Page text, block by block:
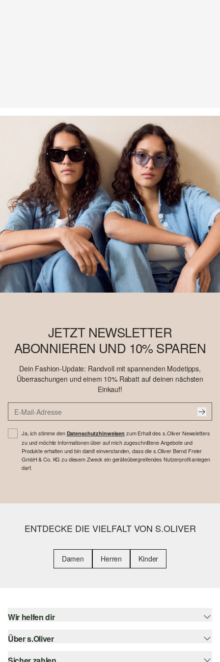
JETZT NEWSLETTER
ABONNIEREN UND 10% SPAREN
Dein Fashion-Update: Randvoll mit spannenden Modetipps,
Überraschungen und einem 10% Rabatt auf deinen nächsten
Einkauf!
Ja, ich stimme den Datenschutzhinweisen zum Erhalt des s.Oliver Newsletters
zu und möchte Informationen über auf mich zugeschnittene Angebote und
Produkte erhalten und bin damit einverstanden, dass die s.Oliver Bernd Freier
GmbH & Co. KG zu diesem Zweck ein geräteübergreifendes Nutzerprofil anlegen
darf.
ENTDECKE DIE VIELFALT VON S.OLIVER
Damen Herren Kinder
Wir helfen dir
Hilfe & FAQ
Über s.Oliver
Newsletter